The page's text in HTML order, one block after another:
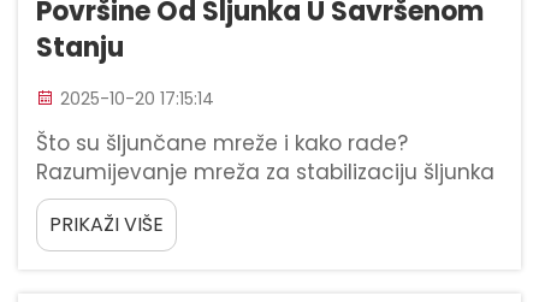
Površine Od Šljunka U Savršenom
Stanju
2025-10-20 17:15:14
Što su šljunčane mreže i kako rade?
Razumijevanje mreža za stabilizaciju šljunka
i njihove svrhe Mreže za stabilizaciju šljunka
djeluju kao vrste okvirnih sustava koji labavi
šljunak pretvaraju u nešto znatno stabilnije i
PRIKAŽI VIŠE